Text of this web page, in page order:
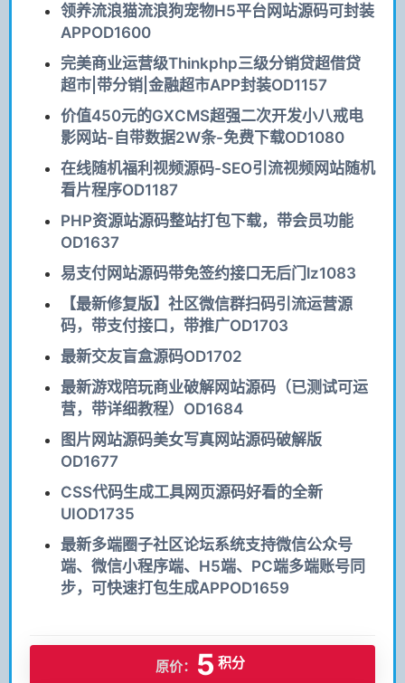
领养流浪猫流浪狗宠物H5平台网站源码可封装
APPOD1600
完美商业运营级Thinkphp三级分销贷超借贷
超市|带分销|金融超市APP封装OD1157
价值450元的GXCMS超强二次开发小八戒电
影网站-自带数据2W条-免费下载OD1080
在线随机福利视频源码-SEO引流视频网站随机
看片程序OD1187
PHP资源站源码整站打包下载，带会员功能
OD1637
易支付网站源码带免签约接口无后门lz1083
【最新修复版】社区微信群扫码引流运营源
码，带支付接口，带推广OD1703
最新交友盲盒源码OD1702
最新游戏陪玩商业破解网站源码（已测试可运
营，带详细教程）OD1684
图片网站源码美女写真网站源码破解版
OD1677
CSS代码生成工具网页源码好看的全新
UIOD1735
最新多端圈子社区论坛系统支持微信公众号
端、微信小程序端、H5端、PC端多端账号同
步，可快速打包生成APPOD1659
原价： 5 积分